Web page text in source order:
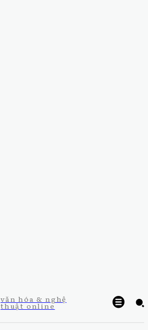
văn hóa & nghệ
thuật online